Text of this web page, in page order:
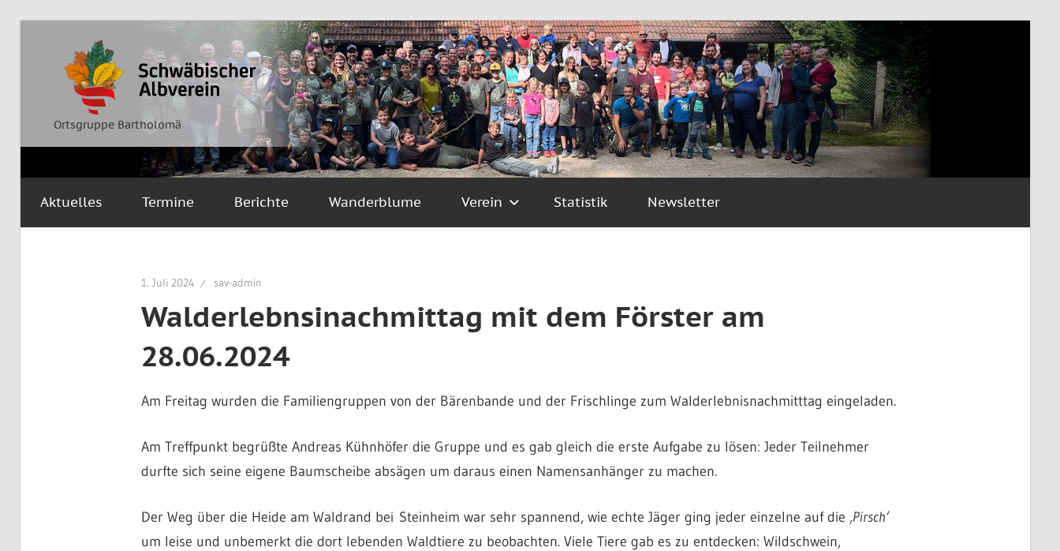
springen
Ortsgruppe Bartholomä
Schwäbischer
Albverein
Ortsgruppe
Bartholomä
Aktuelles Termine Berichte Wanderblume Verein Statistik Newsletter
1. Juli 2024 sav-admin
Walderlebnsinachmittag mit dem Förster am
28.06.2024
Am Freitag wurden die Familiengruppen von der Bärenbande und der Frischlinge zum Walderlebnisnachmitttag eingeladen.
Am Treffpunkt begrüßte Andreas Kühnhöfer die Gruppe und es gab gleich die erste Aufgabe zu lösen: Jeder Teilnehmer
durfte sich seine eigene Baumscheibe absägen um daraus einen Namensanhänger zu machen.
Der Weg über die Heide am Waldrand bei Steinheim war sehr spannend, wie echte Jäger ging jeder einzelne auf die ‚Pirsch‘
um leise und unbemerkt die dort lebenden Waldtiere zu beobachten. Viele Tiere gab es zu entdecken: Wildschwein,